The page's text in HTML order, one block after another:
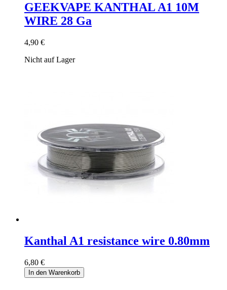
GEEKVAPE KANTHAL A1 10M
WIRE 28 Ga
4,90 €
Nicht auf Lager
Kanthal A1 resistance wire 0.80mm
6,80 €
In den Warenkorb